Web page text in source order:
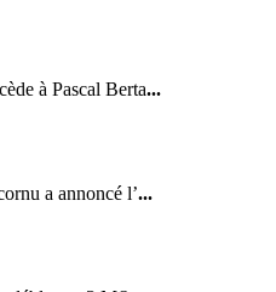
à Pascal Berta...
a annoncé l’...